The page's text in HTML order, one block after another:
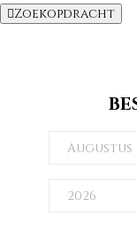
Zoekopdracht